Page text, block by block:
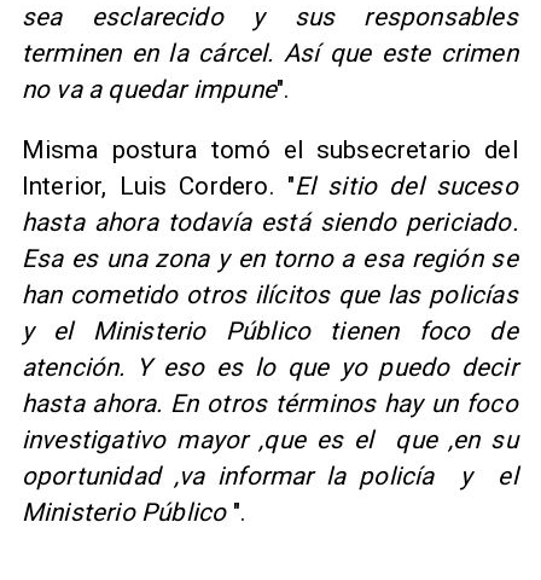
sea esclarecido y sus responsables
terminen en la cárcel. Así que este crimen
no va a quedar impune".
Misma postura tomó el subsecretario del
Interior, Luis Cordero. "El sitio del suceso
hasta ahora todavía está siendo periciado.
Esa es una zona y en torno a esa región se
han cometido otros ilícitos que las policías
y el Ministerio Público tienen foco de
atención. Y eso es lo que yo puedo decir
hasta ahora. En otros términos hay un foco
investigativo mayor ,que es el que ,en su
oportunidad ,va informar la policía y el
Ministerio Público ".